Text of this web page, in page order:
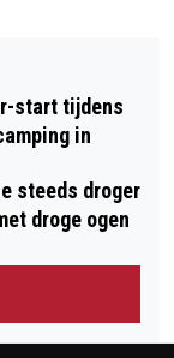
REGIO
start tijdens
in
steeds droger
droge ogen